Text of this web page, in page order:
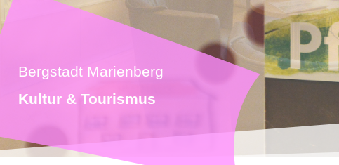
Bergstadt Marienberg
Kultur & Tourismus